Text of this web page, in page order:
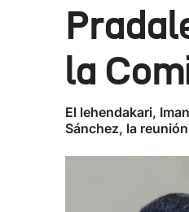
la
El lehendakari,
Sánchez, la